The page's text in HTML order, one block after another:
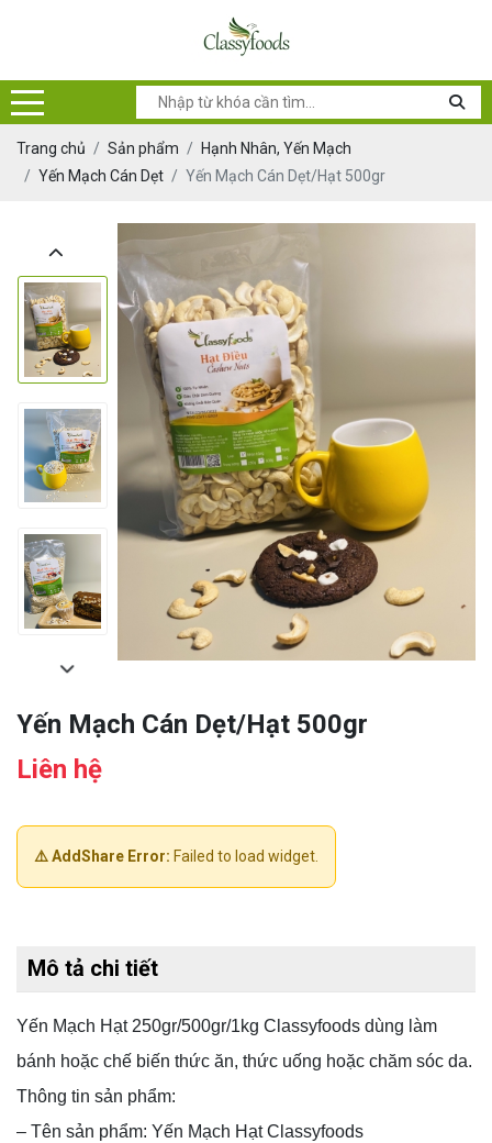
Trang chủ Sản phẩm
Hạnh Nhân, Yến Mạch
Yến Mạch Cán Dẹt
Yến Mạch Cán Dẹt/Hạt 500gr
Yến Mạch Cán Dẹt/Hạt 500gr
Liên hệ
⚠️ AddShare Error: Failed to load widget.
Mô tả chi tiết
Yến Mạch Hạt 250gr/500gr/1kg Classyfoods dùng làm
bánh hoặc chế biến thức ăn, thức uống hoặc chăm sóc da.
Thông tin sản phẩm:
– Tên sản phẩm: Yến Mạch Hạt Classyfoods